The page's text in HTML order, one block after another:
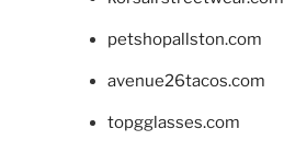
petshopallston.com
avenue26tacos.com
topgglasses.com